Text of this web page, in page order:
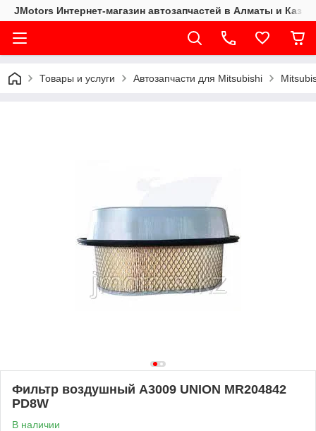
JMotors Интернет-магазин автозапчастей в Алматы и
Товары и услуги Автозапчасти для Mitsubishi
Фильтр воздушный A3009 UNION MR204842
PD8W
В наличии